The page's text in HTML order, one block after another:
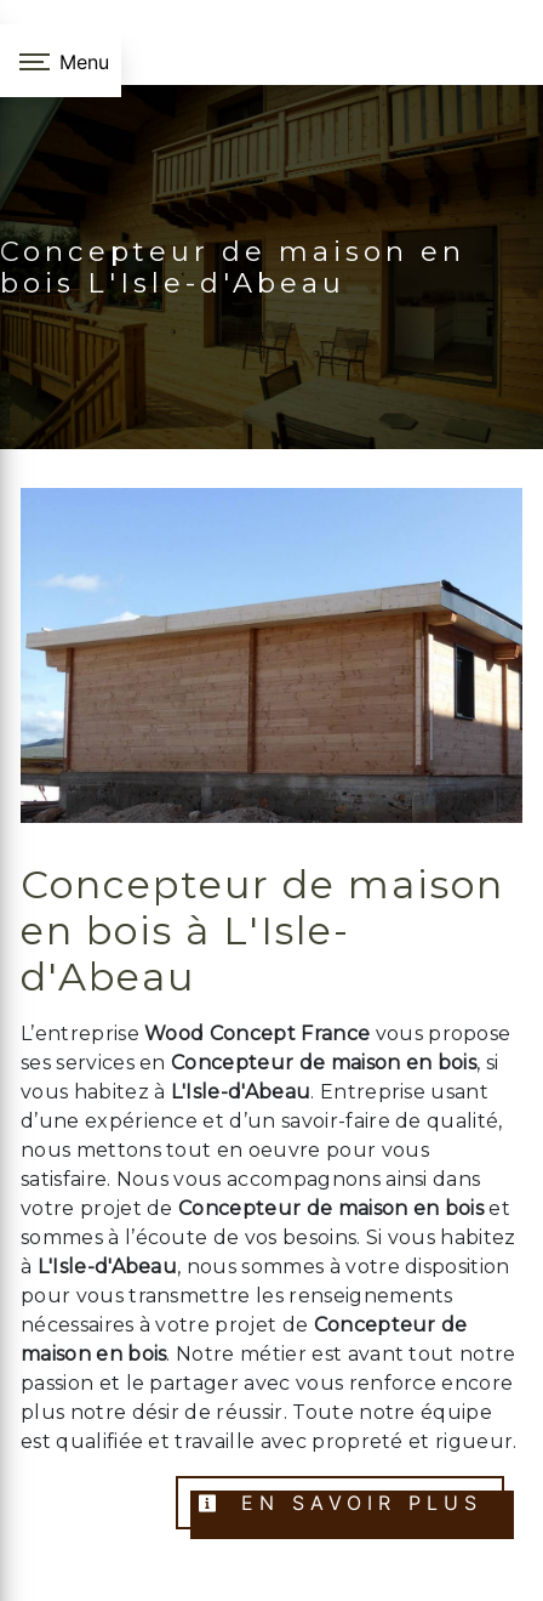
Menu
Concepteur de maison en
bois L'Isle-d'Abeau
Concepteur de maison
en bois à L'Isle-
d'Abeau
L’entrepriseWood Concept France vous propose
ses services enConcepteur de maison en bois, si
vous habitez à L'Isle-d'Abeau. Entreprise usant
d’une expérience et d’un savoir-faire de qualité,
nous mettons tout en oeuvre pour vous
satisfaire. Nous vous accompagnons ainsi dans
votre projet deConcepteur de maison en boiset
sommes à l’écoute de vos besoins. Si vous habitez
à L'Isle-d'Abeau, nous sommes à votre disposition
pour vous transmettre les renseignements
nécessaires à votre projet de Concepteur de
maison en bois. Notre métier est avant tout notre
passion et le partager avec vous renforce encore
plus notre désir de réussir. Toute notre équipe
est qualifiée et travaille avec propreté et rigueur.
EN SAVOIR PLUS